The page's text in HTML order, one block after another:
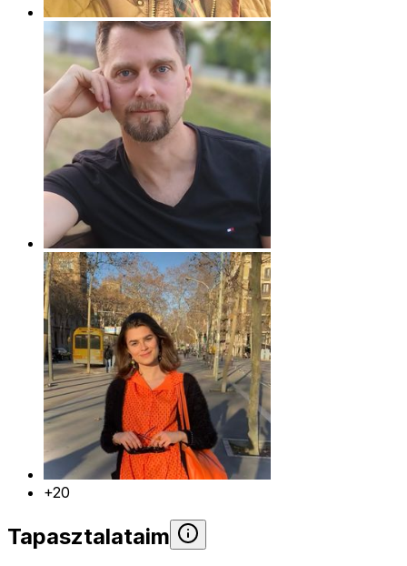
+20
Tapasztalataim